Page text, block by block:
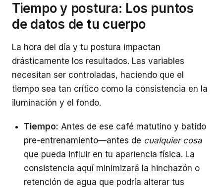
Tiempo y postura: Los puntos
de datos de tu cuerpo
La hora del día y tu postura impactan
drásticamente los resultados. Las variables
necesitan ser controladas, haciendo que el
tiempo sea tan crítico como la consistencia en la
iluminación y el fondo.
Tiempo: Antes de ese café matutino y batido
pre-entrenamiento—antes de cualquier cosa
que pueda influir en tu apariencia física. La
consistencia aquí minimizará la hinchazón o
retención de agua que podría alterar tus